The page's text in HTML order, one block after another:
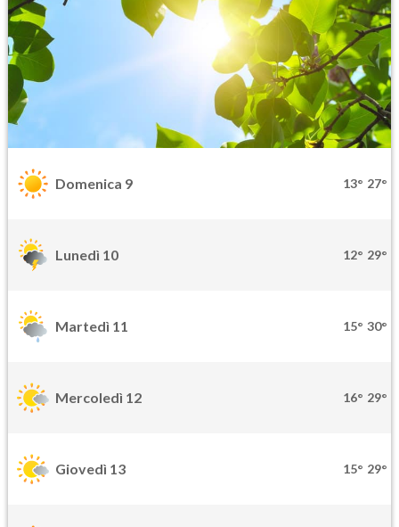
Domenica 9 13° 27°
Lunedì 10 12° 29°
Martedì 11 15° 30°
Mercoledì 12 16° 29°
Giovedì 13 15° 29°